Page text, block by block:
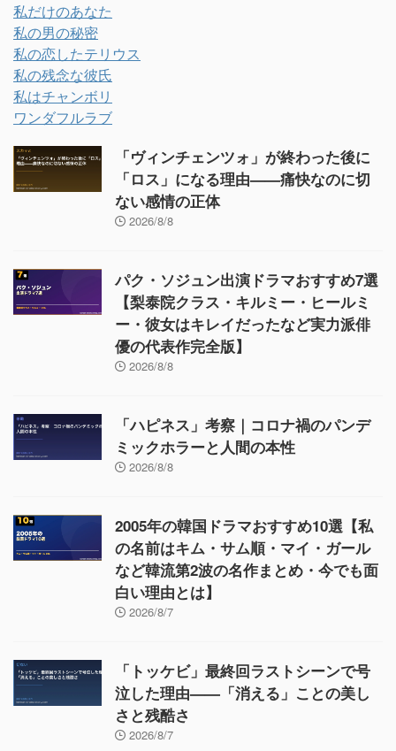
私だけのあなた
私の男の秘密
私の恋したテリウス
私の残念な彼氏
私はチャンボリ
ワンダフルラブ
「ヴィンチェンツォ」が終わった後に
「ロス」になる理由——痛快なのに切
ない感情の正体
2026/8/8
パク・ソジュン出演ドラマおすすめ7選
【梨泰院クラス・キルミー・ヒールミ
ー・彼女はキレイだったなど実力派俳
優の代表作完全版】
2026/8/8
「ハピネス」考察｜コロナ禍のパンデ
ミックホラーと人間の本性
2026/8/8
2005年の韓国ドラマおすすめ10選【私
の名前はキム・サム順・マイ・ガール
など韓流第2波の名作まとめ・今でも面
白い理由とは】
2026/8/7
「トッケビ」最終回ラストシーンで号
泣した理由——「消える」ことの美し
さと残酷さ
2026/8/7